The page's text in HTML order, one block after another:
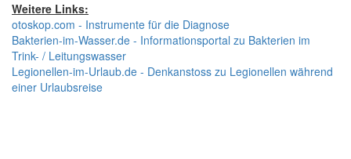
Weitere Links:
otoskop.com - Instrumente für die Diagnose
Bakterien-im-Wasser.de - Informationsportal zu Bakterien im
Trink- / Leitungswasser
Legionellen-im-Urlaub.de - Denkanstoss zu Legionellen während
einer Urlaubsreise